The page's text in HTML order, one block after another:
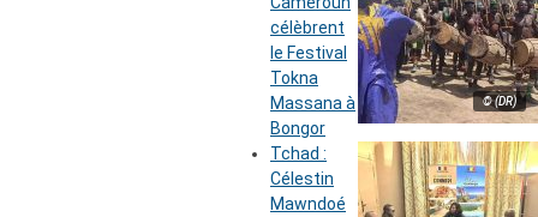
© (DR)
célèbrent
le Festival
Tokna
Massana à
Bongor
Tchad :
Célestin
Mawndoé